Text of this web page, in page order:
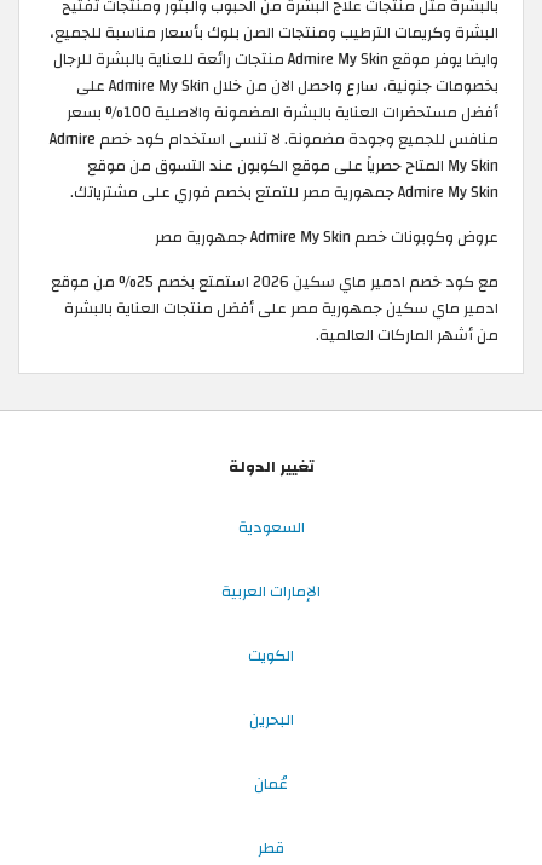
بالبشرة مثل منتجات علاج البشرة من الحبوب والبثور ومنتجات تفتيح
البشرة وكريمات الترطيب ومنتجات الصن بلوك بأسعار مناسبة للجميع،
وايضا يوفر موقع Admire My Skin منتجات رائعة للعناية بالبشرة للرجال
بخصومات جنونية، سارع واحصل الان من خلال Admire My Skin على
أفضل مستحضرات العناية بالبشرة المضمونة والاصلية 100% بسعر
منافس للجميع وجودة مضمونة. لا تنسى استخدام كود خصم Admire
My Skin المتاح حصرياً على موقع الكوبون عند التسوق من موقع
Admire My Skin جمهورية مصر للتمتع بخصم فوري على مشترياتك. ​
عروض وكوبونات خصم Admire My Skin جمهورية مصر
مع كود خصم ادمير ماي سكين 2026 استمتع بخصم 25% من موقع
ادمير ماي سكين جمهورية مصر على أفضل منتجات العناية بالبشرة
من أشهر الماركات العالمية.
تغيير الدولة
السعودية
الإمارات العربية
الكويت
البحرين
عُمان
قطر